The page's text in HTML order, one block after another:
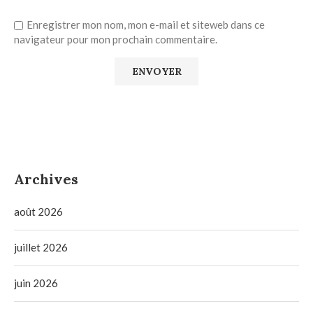
Enregistrer mon nom, mon e-mail et siteweb dans ce
navigateur pour mon prochain commentaire.
Archives
août 2026
juillet 2026
juin 2026